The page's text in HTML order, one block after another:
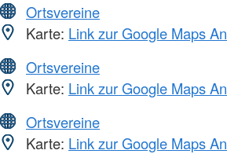
Ortsvereine
Karte: Link zur Google Maps
Ortsvereine
Karte: Link zur Google Maps
Ortsvereine
Karte: Link zur Google Maps